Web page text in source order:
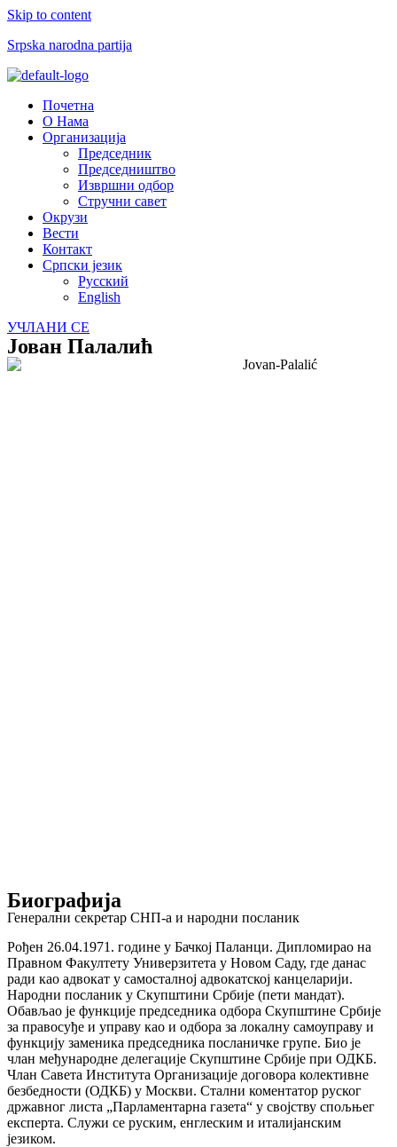
Skip to content
Srpska narodna partija
Menu
Почетна
О Нама
Организација
Председник
Председништво
Извршни одбор
Стручни савет
Окрузи
Вести
Контакт
Српски језик
Русский
English
УЧЛАНИ СЕ
Јован Палалић
Биографија
Генерални секретар СНП-а и народни посланик
Рођен 26.04.1971. године у Бачкој Паланци. Дипломирао на
Правном Факултету Универзитета у Новом Саду, где данас
ради као адвокат у самосталној адвокатској канцеларији.
Народни посланик у Скупштини Србије (пети мандат).
Обављао је функције председника одбора Скупштине Србије
за правосуђе и управу као и одбора за локалну самоуправу и
функцију заменика председника посланичке групе. Био је
члан међународне делегације Скупштине Србије при ОДКБ.
Члан Савета Института Организације договора колективне
безбедности (ОДКБ) у Москви. Стални коментатор руског
државног листа „Парламентарна газета“ у својству спољњег
експерта. Служи се руским, енглеским и италијанским
језиком.